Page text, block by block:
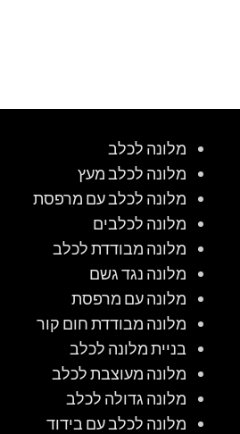
מלונה לכלב
מלונה לכלב מעץ
מלונה לכלב עם מרפסת
מלונה לכלבים
מלונה מבודדת לכלב
מלונה נגד גשם
מלונה עם מרפסת
מלונה מבודדת חום קור
בניית מלונה לכלב
מלונה מעוצבת לכלב
מלונה גדולה לכלב
מלונה לכלב עם בידוד